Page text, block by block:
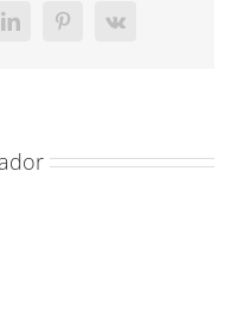
LinkedInPinterest
Vk